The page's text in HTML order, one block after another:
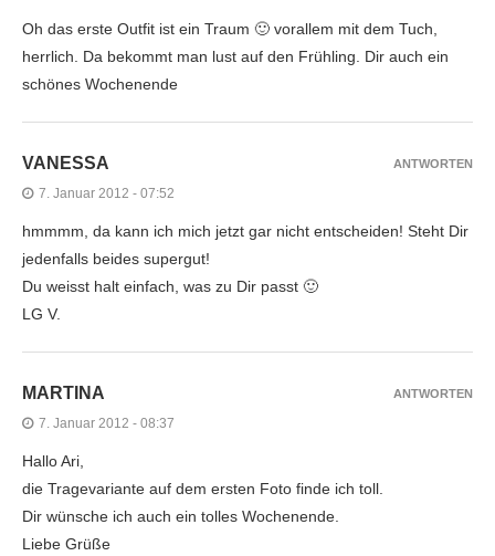
Oh das erste Outfit ist ein Traum 🙂 vorallem mit dem Tuch,
herrlich. Da bekommt man lust auf den Frühling. Dir auch ein
schönes Wochenende
VANESSA
7. Januar 2012 - 07:52
hmmmm, da kann ich mich jetzt gar nicht entscheiden! Steht Dir
jedenfalls beides supergut!
Du weisst halt einfach, was zu Dir passt 🙂
LG V.
ANTWORTEN
MARTINA
7. Januar 2012 - 08:37
Hallo Ari,
die Tragevariante auf dem ersten Foto finde ich toll.
Dir wünsche ich auch ein tolles Wochenende.
Liebe Grüße
ANTWORTEN